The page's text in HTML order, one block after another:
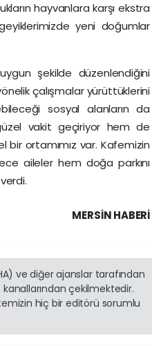
hayvanlara karşı ekstra
yeni doğumlar
şekilde düzenlendiğini
çalışmalar yürüttüklerini
sosyal alanların da
vakit geçiriyor hem de
ortamımız var. Kafemizin
aileler hem doğa parkını
MERSIN HABERİ
ve diğer ajanslar tarafından
çekilmektedir.
hiç bir editörü sorumlu